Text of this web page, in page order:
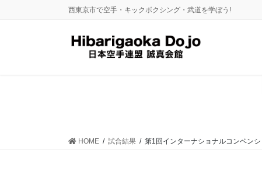
西東京市で空手・キックボクシング・武道を学ぼう!
HOME 試合結果 第1回インターナショナルコンベンシ